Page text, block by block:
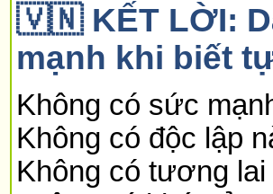
🇻🇳 KẾT LỜI:
mạnh khi biết
Không có sức
Không có độc lập
Không có tương